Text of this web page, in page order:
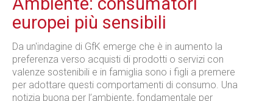
europei più sensibili
Da un'indagine di GfK emerge che è in aumento la
preferenza verso acquisti di prodotti o servizi con
valenze sostenibili e in famiglia sono i figli a premere
per adottare questi comportamenti di consumo. Una
notizia buona per l’ambiente, fondamentale per